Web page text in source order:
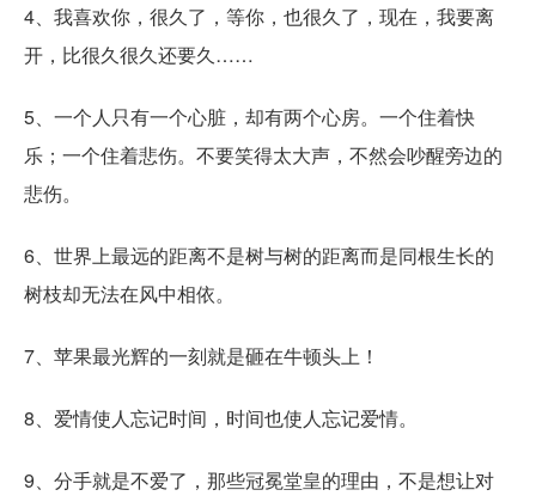
4、我喜欢你，很久了，等你，也很久了，现在，我要离
开，比很久很久还要久……
5、一个人只有一个心脏，却有两个心房。一个住着快
乐；一个住着悲伤。不要笑得太大声，不然会吵醒旁边的
悲伤。
6、世界上最远的距离不是树与树的距离而是同根生长的
树枝却无法在风中相依。
7、苹果最光辉的一刻就是砸在牛顿头上！
8、爱情使人忘记时间，时间也使人忘记爱情。
9、分手就是不爱了，那些冠冕堂皇的理由，不是想让对